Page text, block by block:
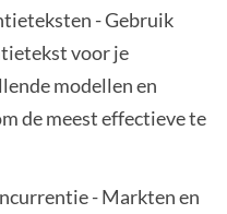
- Gebruik
voor je
modellen en
de meest effectieve te
- Markten en